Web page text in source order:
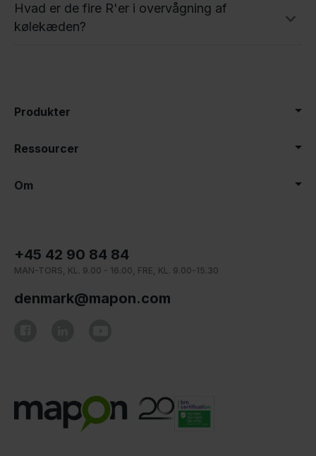
Hvad er de fire R'er i overvågning af
kølekæden?
Produkter
Ressourcer
Om
+45 42 90 84 84
MAN-TORS, KL. 9.00 - 16.00, FRE, KL. 9.00-15.30
denmark@mapon.com